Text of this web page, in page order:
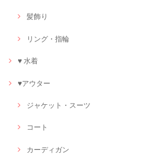
髪飾り
リング・指輪
♥ 水着
♥アウター
ジャケット・スーツ
コート
カーディガン